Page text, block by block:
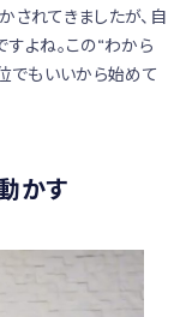
されてきましたが、自
よね。この“わから
でもいいから始めて
かす